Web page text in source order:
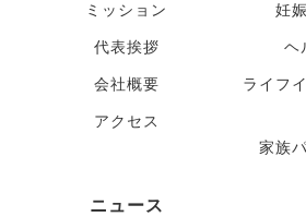
ミッション
代表挨拶
会社概要
アクセス
妊
ヘ
ライフ
家族
ニュース